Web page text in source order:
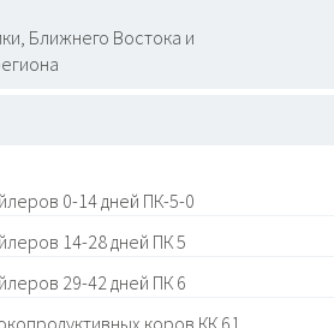
Ближнего Востока и
0-14 дней ПК-5-0
14-28 дней ПК 5
29-42 дней ПК 6